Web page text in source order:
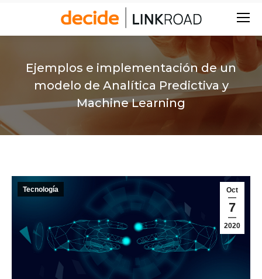
Ejemplos e implementación de un
modelo de Analítica Predictiva y
Machine Learning
Oct
7
2020
Tecnología